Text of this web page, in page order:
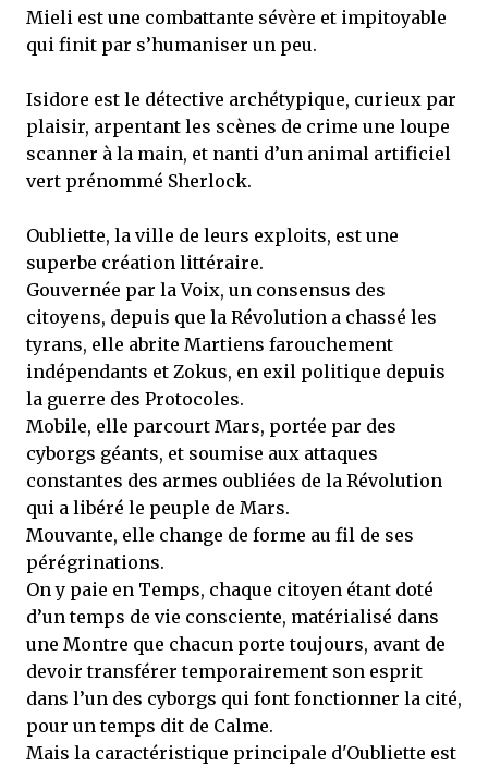
Mieli est une combattante sévère et impitoyable
qui finit par s’humaniser un peu.
Isidore est le détective archétypique, curieux par
plaisir, arpentant les scènes de crime une loupe
scanner à la main, et nanti d’un animal artificiel
vert prénommé Sherlock.
Oubliette, la ville de leurs exploits, est une
superbe création littéraire.
Gouvernée par la Voix, un consensus des
citoyens, depuis que la Révolution a chassé les
tyrans, elle abrite Martiens farouchement
indépendants et Zokus, en exil politique depuis
la guerre des Protocoles.
Mobile, elle parcourt Mars, portée par des
cyborgs géants, et soumise aux attaques
constantes des armes oubliées de la Révolution
qui a libéré le peuple de Mars.
Mouvante, elle change de forme au fil de ses
pérégrinations.
On y paie en Temps, chaque citoyen étant doté
d’un temps de vie consciente, matérialisé dans
une Montre que chacun porte toujours, avant de
devoir transférer temporairement son esprit
dans l’un des cyborgs qui font fonctionner la cité,
pour un temps dit de Calme.
Mais la caractéristique principale d'Oubliette est